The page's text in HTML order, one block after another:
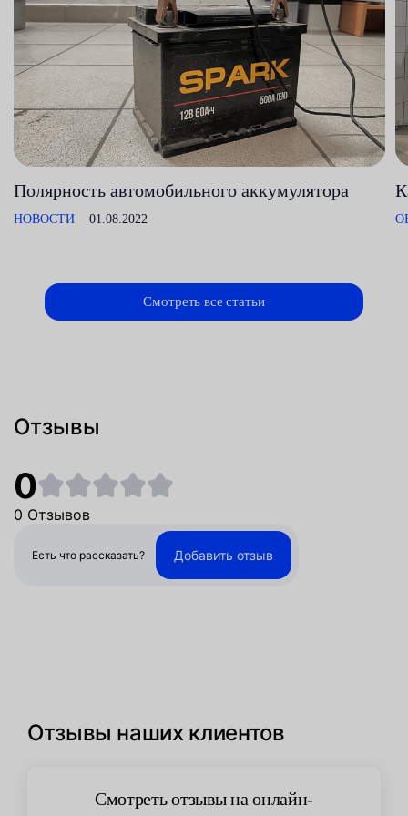
Полярность автомобильного аккумулятора
НОВОСТИ 01.08.2022
Смотреть все статьи
Отзывы
0
0 Отзывов
Есть что рассказать? Добавить отзыв
Отзывы наших клиентов
Смотреть отзывы на онлайн-